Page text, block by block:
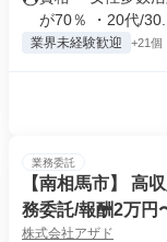
が70％ ・20代/30...
業界未経験歓迎 +21個
業務委託
【南相馬市】
務委託/報酬2万円
株式会社アザド